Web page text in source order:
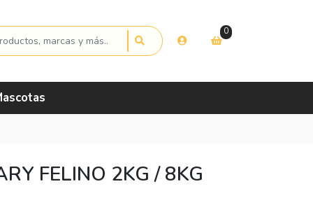
0
FELINO 2KG / 8KG